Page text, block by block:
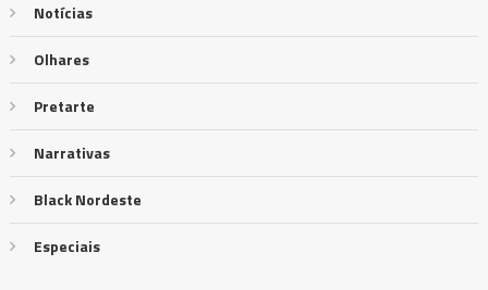
Notícias
Olhares
Pretarte
Narrativas
Black Nordeste
Especiais